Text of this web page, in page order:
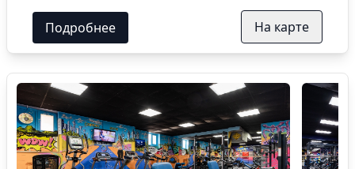
Подробнее На карте